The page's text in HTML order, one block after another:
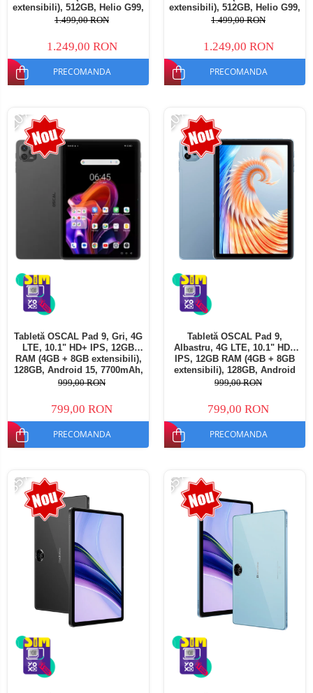
extensibili), 512GB, Helio G99,
10800mAh, 33W, Android 14,
1.499,00 RON
1.249,00 RON
PRECOMANDA
extensibili), 512GB, Helio G99,
10800mAh, 33W, Android 14,
1.499,00 RON
1.249,00 RON
PRECOMANDA
-20%
Tabletă OSCAL Pad 9, Gri, 4G
LTE, 10.1" HD+ IPS, 12GB
RAM (4GB + 8GB extensibili),
128GB, Android 15, 7700mAh,
Dual SIM
999,00 RON
799,00 RON
PRECOMANDA
-20%
Tabletă OSCAL Pad 9,
Albastru, 4G LTE, 10.1" HD+
IPS, 12GB RAM (4GB + 8GB
extensibili), 128GB, Android
15, 7700mAh, Dual SIM
999,00 RON
799,00 RON
PRECOMANDA
-35% -35%